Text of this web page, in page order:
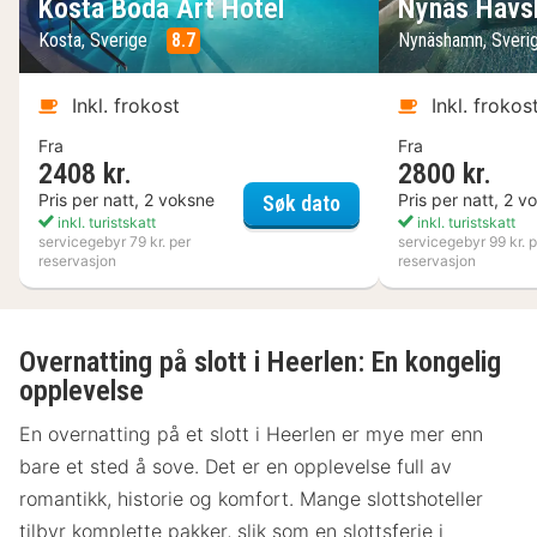
Kosta Boda Art Hotel
Kosta, Sverige 8.7
Inkl. frokost
Fra
2408 kr.
Pris per natt, 2 voksne
inkl. turistskatt
servicegebyr 79 kr. per
reservasjon
Søk datoKosta Boda Art Hotel
Nynäs
Nynäshamn,
Inkl.
Fra
2800 kr.
Pris per natt, 2
inkl. turistskatt
servicegebyr 99 kr.
reservasjon
Overnatting på slott i Heerlen: En kongelig
opplevelse
En overnatting på et slott i Heerlen er mye mer enn
bare et sted å sove. Det er en opplevelse full av
romantikk, historie og komfort. Mange slottshoteller
tilbyr komplette pakker, slik som en slottsferie i